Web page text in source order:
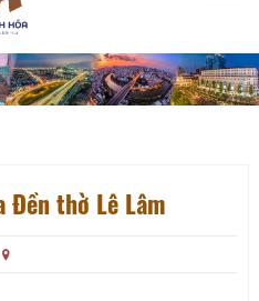
thờ Lê Lâm